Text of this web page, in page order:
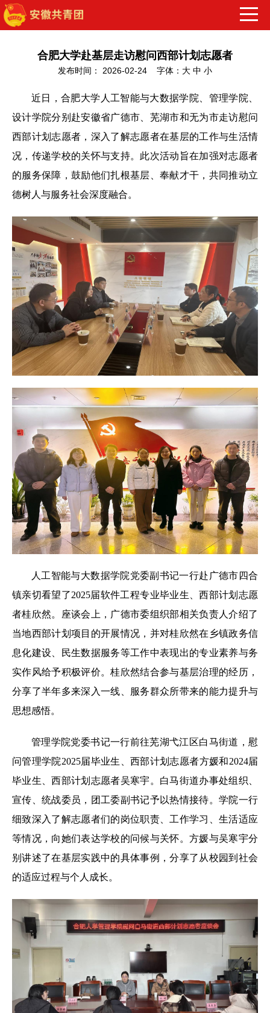
合肥大学赴基层走访慰问西部计划志愿者
发布时间： 2026-02-24 字体： 大 中 小
近日，合肥大学人工智能与大数据学院、管理学院、
设计学院分别赴安徽省广德市、芜湖市和无为市走访慰问
西部计划志愿者，深入了解志愿者在基层的工作与生活情
况，传递学校的关怀与支持。此次活动旨在加强对志愿者
的服务保障，鼓励他们扎根基层、奉献才干，共同推动立
德树人与服务社会深度融合。
人工智能与大数据学院党委副书记一行赴广德市四合
镇亲切看望了2025届软件工程专业毕业生、西部计划志愿
者桂欣然。座谈会上，广德市委组织部相关负责人介绍了
当地西部计划项目的开展情况，并对桂欣然在乡镇政务信
息化建设、民生数据服务等工作中表现出的专业素养与务
实作风给予积极评价。桂欣然结合参与基层治理的经历，
分享了半年多来深入一线、服务群众所带来的能力提升与
思想感悟。
管理学院党委书记一行前往芜湖弋江区白马街道，慰
问管理学院2025届毕业生、西部计划志愿者方媛和2024届
毕业生、西部计划志愿者吴寒宇。白马街道办事处组织、
宣传、统战委员，团工委副书记予以热情接待。学院一行
细致深入了解志愿者们的岗位职责、工作学习、生活适应
等情况，向她们表达学校的问候与关怀。方媛与吴寒宇分
别讲述了在基层实践中的具体事例，分享了从校园到社会
的适应过程与个人成长。